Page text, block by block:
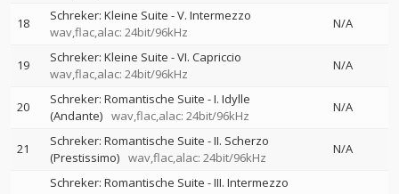
18
Schreker: Kleine Suite - V. Intermezzo
wav,flac,alac: 24bit/96kHz
N/A
19
Schreker: Kleine Suite - VI. Capriccio
wav,flac,alac: 24bit/96kHz
N/A
20
Schreker: Romantische Suite - I. Idylle
(Andante) wav,flac,alac: 24bit/96kHz
N/A
21
Schreker: Romantische Suite - II. Scherzo
(Prestissimo) wav,flac,alac: 24bit/96kHz
N/A
Schreker: Romantische Suite - III. Intermezzo